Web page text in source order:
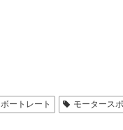
ボートレート モータース